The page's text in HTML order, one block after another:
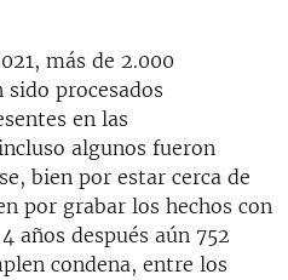
más de 2.000
sido procesados
en las
algunos fueron
bien por estar cerca de
por grabar los hechos con
años después aún 752
condena, entre los